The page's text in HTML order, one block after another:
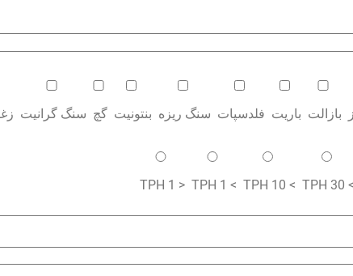
بازالت باریت فلدسپات سنگ ریزه بنتونیت گچ سنگ گرانیت
> 30 TPH
> 10 TPH
> 1 TPH
< 1 TPH